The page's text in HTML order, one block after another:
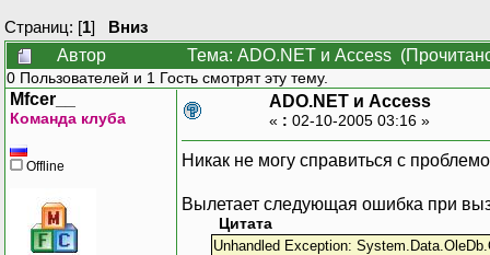
Страниц: [1] Вниз
Автор
Тема: ADO.NET и Access
0 Пользователей и 1 Гость смотрят эту тему.
Mfcer__
Команда клуба
Offline
ADO.NET и Access
« : 02-10-2005 03:16 »
Никак не могу справиться с
Вылетает следующая ошибка при
Цитата
Unhandled Exception: